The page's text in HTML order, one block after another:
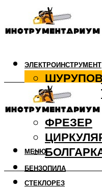
ЭЛЕКТРОИНСТРУМЕНТ
ДРЕЛЬ
ФРЕЗЕР
БЕНЗОПИЛА
СТЕКЛОРЕЗ
МЕНЮ